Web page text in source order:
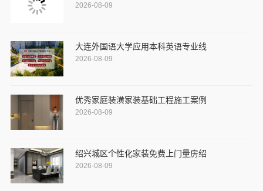
2026-08-09
大连外国语大学应用本科英语专业线
2026-08-09
优秀家庭装潢家装基础工程施工案例
2026-08-09
绍兴城区个性化家装免费上门量房绍
2026-08-09